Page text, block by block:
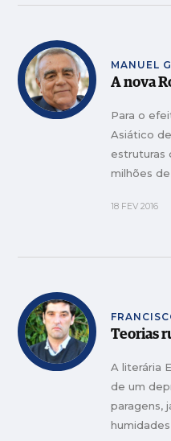
MANUEL
A nova
Para o
Asiático
estruturas
milhões
principais
18 FEV 2016
Teorias
A literária
de um
paragens,